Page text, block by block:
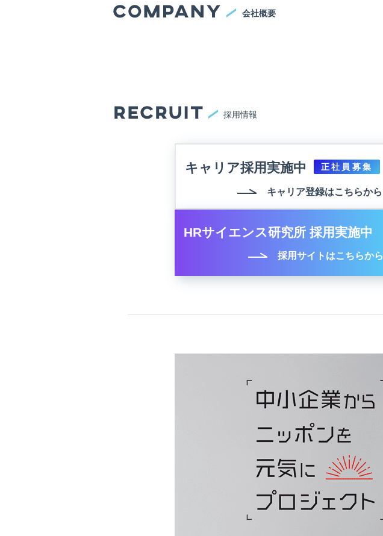
会社概要
採用情報
キャリア採用実施中 正社員募集
キャリア登録はこちらから
HRサイエンス研究所 採用実施中
採用サイトはこちらから